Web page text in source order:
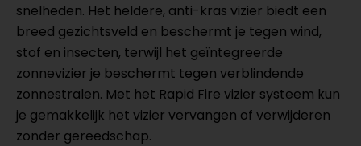
snelheden. Het heldere, anti-kras vizier biedt een
breed gezichtsveld en beschermt je tegen wind,
stof en insecten, terwijl het geïntegreerde
zonnevizier je beschermt tegen verblindende
zonnestralen. Met het Rapid Fire vizier systeem kun
je gemakkelijk het vizier vervangen of verwijderen
zonder gereedschap.